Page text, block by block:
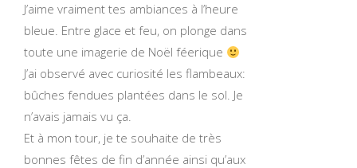
J’aime vraiment tes ambiances à l’heure
bleue. Entre glace et feu, on plonge dans
toute une imagerie de Noël féerique
J’ai observé avec curiosité les flambeaux:
bûches fendues plantées dans le sol. Je
n’avais jamais vu ça.
Et à mon tour, je te souhaite de très
bonnes fêtes de fin d’année ainsi qu’aux